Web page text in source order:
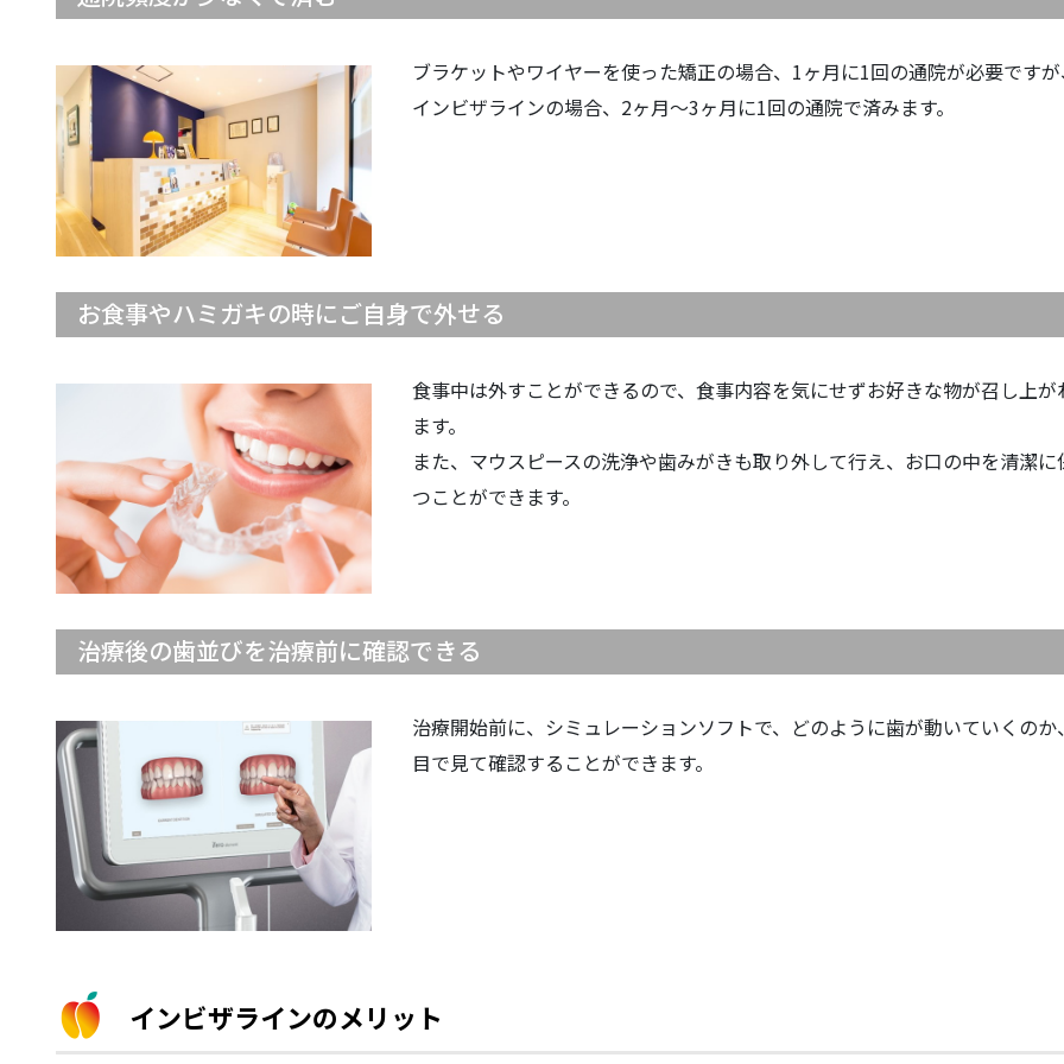
ブラケットやワイヤーを使った矯正の場合、1ヶ月に1回の通院が必要ですが
インビザラインの場合、2ヶ月〜3ヶ月に1回の通院で済みます。
お食事やハミガキの時にご自身で外せる
食事中は外すことができるので、食事内容を気にせずお好きな物が召し上が
ます。
また、マウスピースの洗浄や歯みがきも取り外して行え、お口の中を清潔に
つことができます。
治療後の歯並びを治療前に確認できる
治療開始前に、シミュレーションソフトで、どのように歯が動いていくのか、
目で見て確認することができます。
インビザラインのメリット